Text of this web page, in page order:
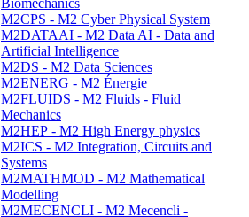
Biomechanics
M2CPS - M2 Cyber Physical System
M2DATAAI - M2 Data AI - Data and
Artificial Intelligence
M2DS - M2 Data Sciences
M2ENERG - M2 Énergie
M2FLUIDS - M2 Fluids - Fluid
Mechanics
M2HEP - M2 High Energy physics
M2ICS - M2 Integration, Circuits and
Systems
M2MATHMOD - M2 Mathematical
Modelling
M2MECENCLI - M2 Mecencli -